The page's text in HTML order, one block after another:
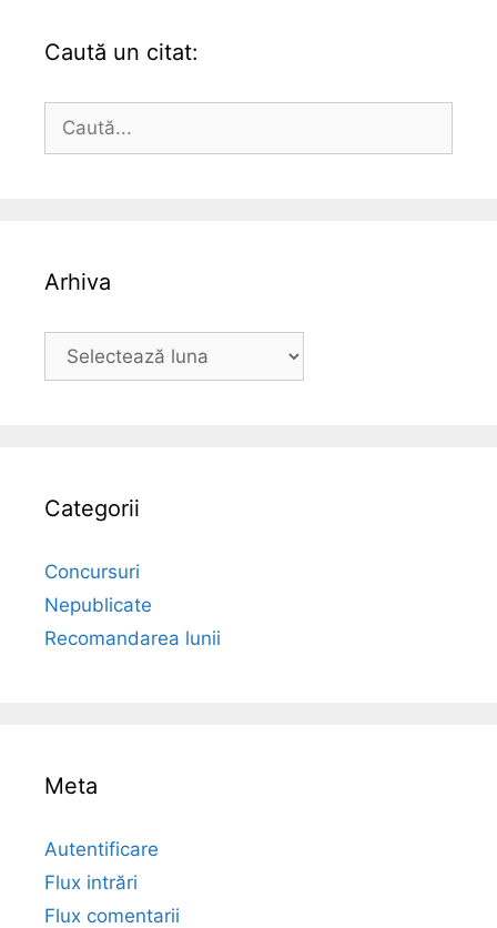
Caută un citat:
după:
Arhiva
Arhiva
Categorii
Concursuri
Nepublicate
Recomandarea lunii
Meta
Autentificare
Flux intrări
Flux comentarii